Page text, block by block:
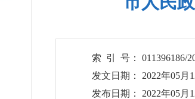
索 引 号： 011396186/
发文日期： 2022年05月
发布日期： 2022年05月